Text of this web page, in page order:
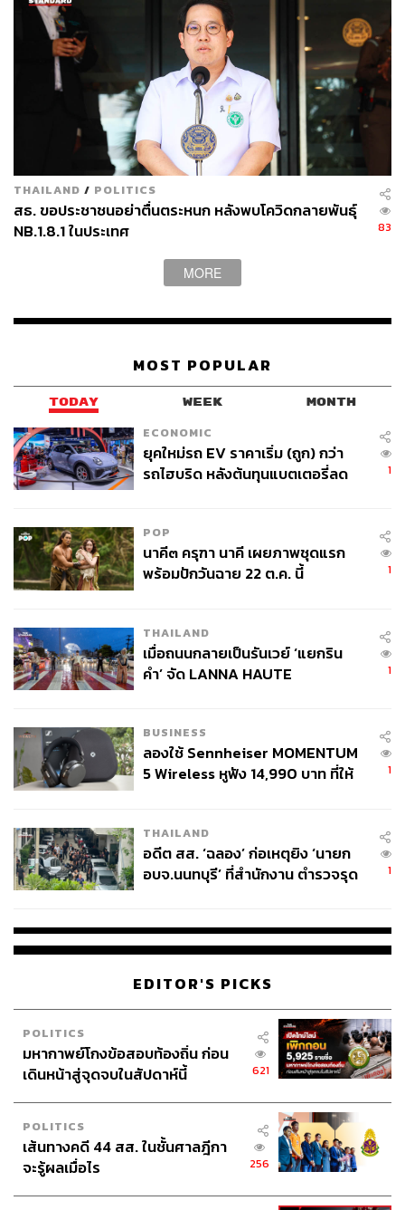
THAILAND / POLITICS
สธ. ขอประชาชนอย่าตื่นตระหนก หลังพบโควิดกลายพันธุ์
NB.1.8.1 ในประเทศ
83
MORE
MOST POPULAR
TODAY WEEK MONTH
ECONOMIC
ยุคใหม่รถ EV ราคาเริ่ม (ถูก) กว่า
รถไฮบริด หลังต้นทุนแบตเตอรี่ลด
1
POP
นาคี๓ ครุฑา นาคี เผยภาพชุดแรก
พร้อมปักวันฉาย 22 ต.ค. นี้
1
THAILAND
เมื่อถนนกลายเป็นรันเวย์ ‘แยกริน
คำ’ จัด LANNA HAUTE
1
BUSINESS
ลองใช้ Sennheiser MOMENTUM
5 Wireless หูฟัง 14,990 บาท ที่ให้
1
THAILAND
อดีต สส. ‘ฉลอง’ ก่อเหตุยิง ‘นายก
อบจ.นนทบุรี’ ที่สำนักงาน ตำรวจรุด
1
EDITOR'S PICKS
POLITICS
มหากาพย์โกงข้อสอบท้องถิ่น ก่อน
เดินหน้าสู่จุดจบในสัปดาห์นี้
621
POLITICS
เส้นทางคดี 44 สส. ในชั้นศาลฎีกา
จะรู้ผลเมื่อไร
256